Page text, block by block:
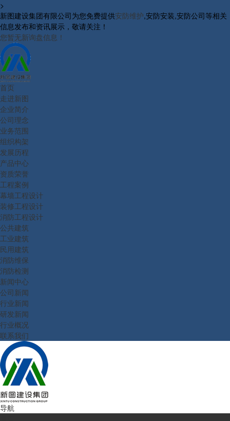
>
新图建设集团有限公司为您免费提供安防维护,安防安装,安防公司等相关
信息发布和资讯展示，敬请关注！
您暂无新询盘信息！
首页
走进新图
企业简介
公司理念
业务范围
组织构架
发展历程
产品中心
资质荣誉
工程案例
幕墙工程设计
装修工程设计
消防工程设计
公共建筑
工业建筑
民用建筑
消防维保
消防检测
新闻中心
公司新闻
行业新闻
研发新闻
行业概况
联系我们
导航